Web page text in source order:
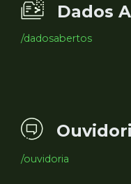
Dados
/dadosabertos
/ouvidoria